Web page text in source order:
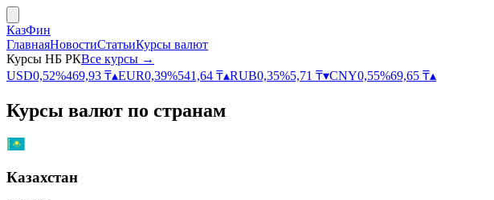
КазФин
ГлавнаяНовостиСтатьиКурсы валют
Курсы НБ РКВсе курсы →
USD0,52%469,93 ₸▴EUR0,39%541,64 ₸▴RUB0,35%5,71 ₸▾CNY0,55%69,65 ₸▴
Курсы валют по странам
Казахстан